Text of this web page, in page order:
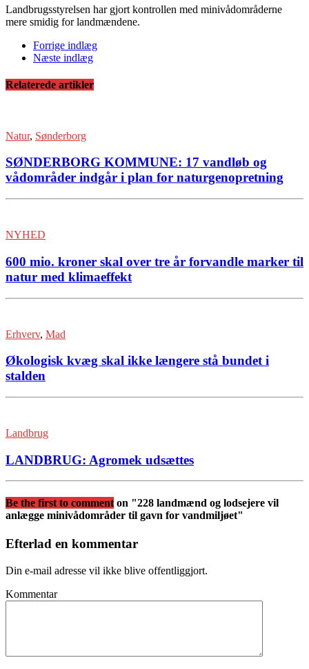
Landbrugsstyrelsen har gjort kontrollen med minivådområderne
mere smidig for landmændene.
Forrige indlæg
Næste indlæg
Relaterede artikler
Natur, Sønderborg
SØNDERBORG KOMMUNE: 17 vandløb og
vådområder indgår i plan for naturgenopretning
NYHED
600 mio. kroner skal over tre år forvandle marker til
natur med klimaeffekt
Erhverv, Mad
Økologisk kvæg skal ikke længere stå bundet i
stalden
Landbrug
LANDBRUG: Agromek udsættes
Be the first to comment on "228 landmænd og lodsejere vil
anlægge minivådområder til gavn for vandmiljøet"
Efterlad en kommentar
Din e-mail adresse vil ikke blive offentliggjort.
Kommentar